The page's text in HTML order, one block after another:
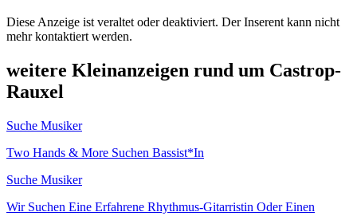
Diese Anzeige ist veraltet oder deaktiviert. Der Inserent kann nicht
mehr kontaktiert werden.
weitere Kleinanzeigen rund um Castrop-
Rauxel
Suche Musiker
Two Hands & More Suchen Bassist*In
Suche Musiker
Wir Suchen Eine Erfahrene Rhythmus-Gitarristin Oder Einen